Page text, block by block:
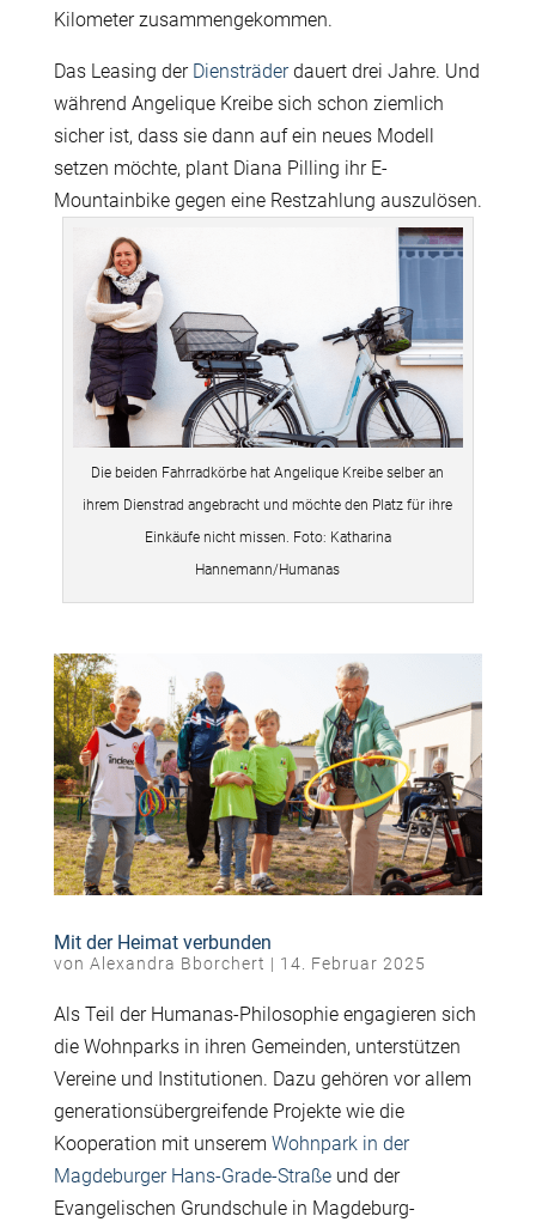
Kilometer zusammengekommen.
Das Leasing der Diensträderdauert drei Jahre. Und
während Angelique Kreibe sich schon ziemlich
sicher ist, dass sie dann auf ein neues Modell
setzen möchte, plant Diana Pilling ihr E-
Mountainbike gegen eine Restzahlung auszulösen.
Die beiden Fahrradkörbe hat Angelique Kreibe selber an
ihrem Dienstrad angebracht und möchte den Platz für ihre
Einkäufe nicht missen. Foto: Katharina
Hannemann/Humanas
Mit der Heimat verbunden
von Alexandra Bborchert | 14. Februar 2025
Als Teil der Humanas-Philosophie engagieren sich
die Wohnparks in ihren Gemeinden, unterstützen
Vereine und Institutionen. Dazu gehören vor allem
generationsübergreifende Projekte wie die
Kooperation mit unserem Wohnpark in der
Magdeburger Hans-Grade-Straßeund der
Evangelischen Grundschule in Magdeburg-